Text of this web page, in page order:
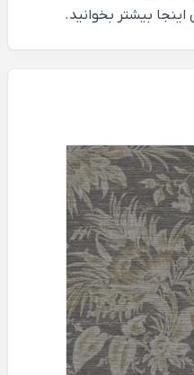
اینجا بیشتر بخوانید.